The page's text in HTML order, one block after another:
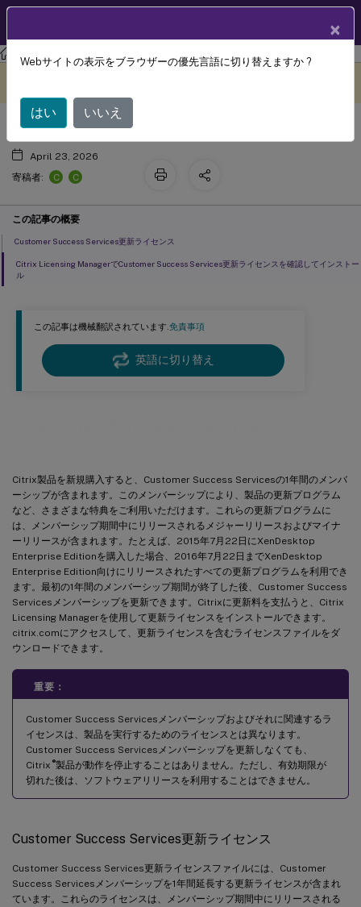
ライセンス ライセンス 11.16.3
この記事は機械翻訳されています.免責事項
英語に切り替え
Citrix製品を新規購入すると、Customer Success Servicesの1年間のメンバ
ーシップが含まれます。このメンバーシップにより、製品の更新プログラム
など、さまざまな特典をご利用いただけます。これらの更新プログラムに
は、メンバーシップ期間中にリリースされるメジャーリリースおよびマイナ
ーリリースが含まれます。たとえば、2015年7月22日にXenDesktop
Enterprise Editionを購入した場合、2016年7月22日までXenDesktop
Enterprise Edition向けにリリースされたすべての更新プログラムを利用でき
ます。最初の1年間のメンバーシップ期間が終了した後、Customer Success
Servicesメンバーシップを更新できます。Citrixに更新料を支払うと、Citrix
Licensing Managerを使用して更新ライセンスをインストールできます。
citrix.comにアクセスして、更新ライセンスを含むライセンスファイルをダ
ウンロードできます。
重要：
Customer Success Servicesメンバーシップおよびそれに関連するラ
イセンスは、製品を実行するためのライセンスとは異なります。
Customer Success Servicesメンバーシップを更新しなくても、
Citrix ®製品が動作を停止することはありません。ただし、有効期限が
切れた後は、ソフトウェアリリースを利用することはできません。
Customer Success Services更新ライセンス
Customer Success Services更新ライセンスファイルには、Customer
Success Servicesメンバーシップを1年間延長する更新ライセンスが含まれ
ています。これらのライセンスは、メンバーシップ期間中にリリースされる
Customer Success Services
April 23, 2026
寄稿者:
C C
この記事の概要
Customer Success Services更新ライセンス
Citrix Licensing ManagerでCustomer Success Services更新ライセンスを確認してインストー
ル
×
Webサイトの表示をブラウザーの優先言語に切り替えますか ?
はい いいえ